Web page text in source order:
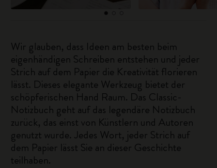
Wir glauben, dass Ideen am besten beim
eigenhändigen Schreiben entstehen und jeder
Strich auf dem Papier die Kreativität florieren
lässt. Dieses elegante Werkzeug bietet der
schöpferischen Hand Raum. Das Classic-
Notizbuch geht auf das legendäre Notizbuch
zurück, das einst von Künstlern und Autoren
genutzt wurde. Jedes Wort, jeder Strich auf
dem Papier lässt Sie an dieser Geschichte
teilhaben.